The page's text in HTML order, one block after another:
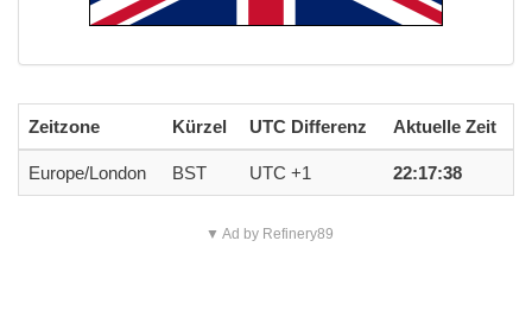
Zeitzone Kürzel UTC Differenz Aktuelle Zeit
Europe/London BST UTC +1 22:17:38
▼ Ad by Refinery89